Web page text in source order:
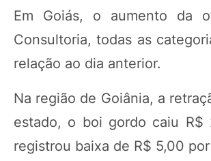
Em Goiás, o aumento da
Consultoria, todas as
relação ao dia anterior.
Na região de Goiânia, a
estado, o boi gordo caiu
registrou baixa de R$ 5,00